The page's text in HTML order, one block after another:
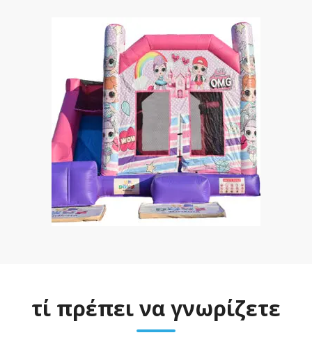
τί πρέπει να γνωρίζετε